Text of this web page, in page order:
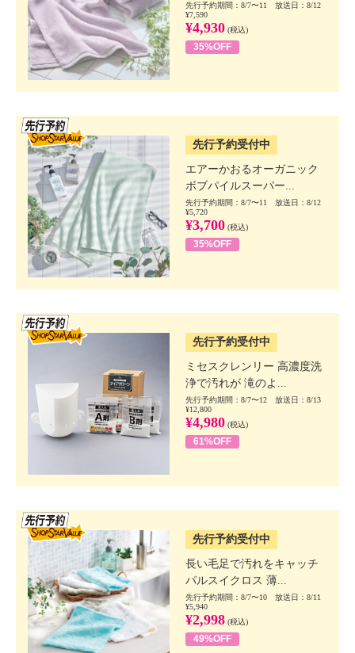
先行予約期間：8/7〜11 放送日：8/12
¥7,590
¥4,930 (税込)
35%OFF
先行予約受付中
エアーかおるオーガニック
ボブパイルスーパー...
先行予約期間：8/7〜11 放送日：8/12
¥5,720
¥3,700 (税込)
35%OFF
先行予約受付中
ミセスクレンリー 高濃度洗
浄で汚れが 滝のよ...
先行予約期間：8/7〜12 放送日：8/13
¥12,800
¥4,980 (税込)
61%OFF
先行予約受付中
長い毛足で汚れをキャッチ
パルスイクロス 薄...
先行予約期間：8/7〜10 放送日：8/11
¥5,940
¥2,998 (税込)
49%OFF